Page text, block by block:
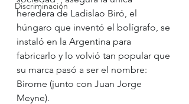
Discriminación
heredera de Ladislao Biró, el
húngaro que inventó el bolígrafo, se
instaló en la Argentina para
fabricarlo y lo volvió tan popular que
su marca pasó a ser el nombre:
Birome (junto con Juan Jorge
Meyne).